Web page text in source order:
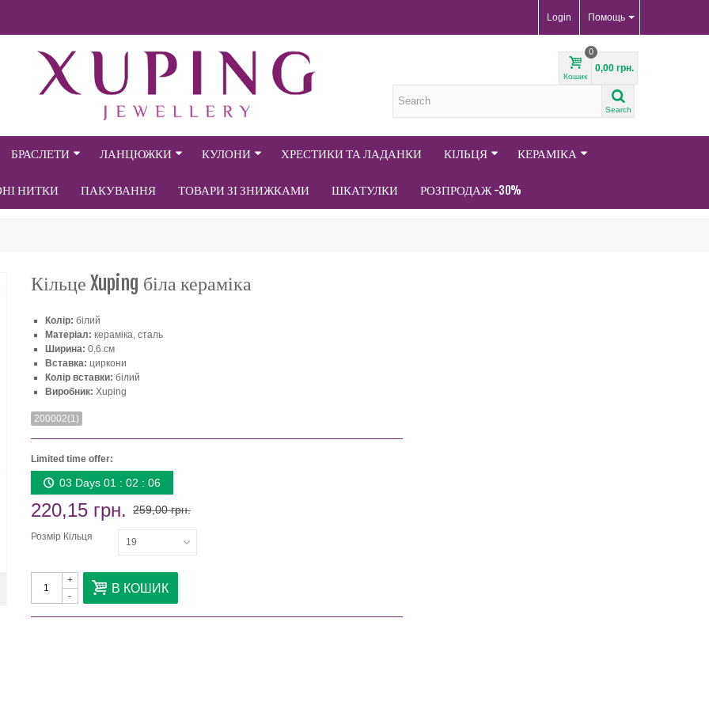
Помощь
Login
Кошик
0
0,00 грн.
Search
БРАСЛЕТИ ЛАНЦЮЖКИ КУЛОНИ ХРЕСТИКИ ТА ЛАДАНКИ КІЛЬЦЯ КЕРАМІКА
НИТКИ ПАКУВАННЯ ТОВАРИ ЗІ ЗНИЖКАМИ ШКАТУЛКИ РОЗПРОДАЖ -30%
Кільце Xuping біла кераміка
Колір: білий
Матеріал: кераміка, сталь
Ширина: 0,6 см
Вставка: циркони
Колір вставки: білий
Виробник: Xuping
200002(1)
Limited time offer:
03 Days 01 : 02 : 06
220,15 грн. 259,00 грн.
Розмір Кільця 19
-
+ В КОШИК